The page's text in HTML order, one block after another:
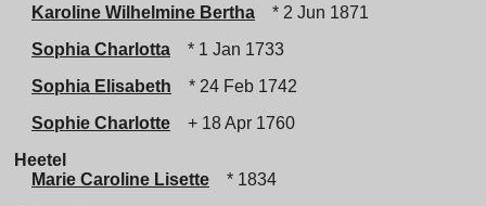
Karoline Wilhelmine Bertha
* 2 Jun 1871
Sophia Charlotta
* 1 Jan 1733
Sophia Elisabeth
* 24 Feb 1742
Sophie Charlotte
+ 18 Apr 1760
Heetel
Marie Caroline Lisette
* 1834